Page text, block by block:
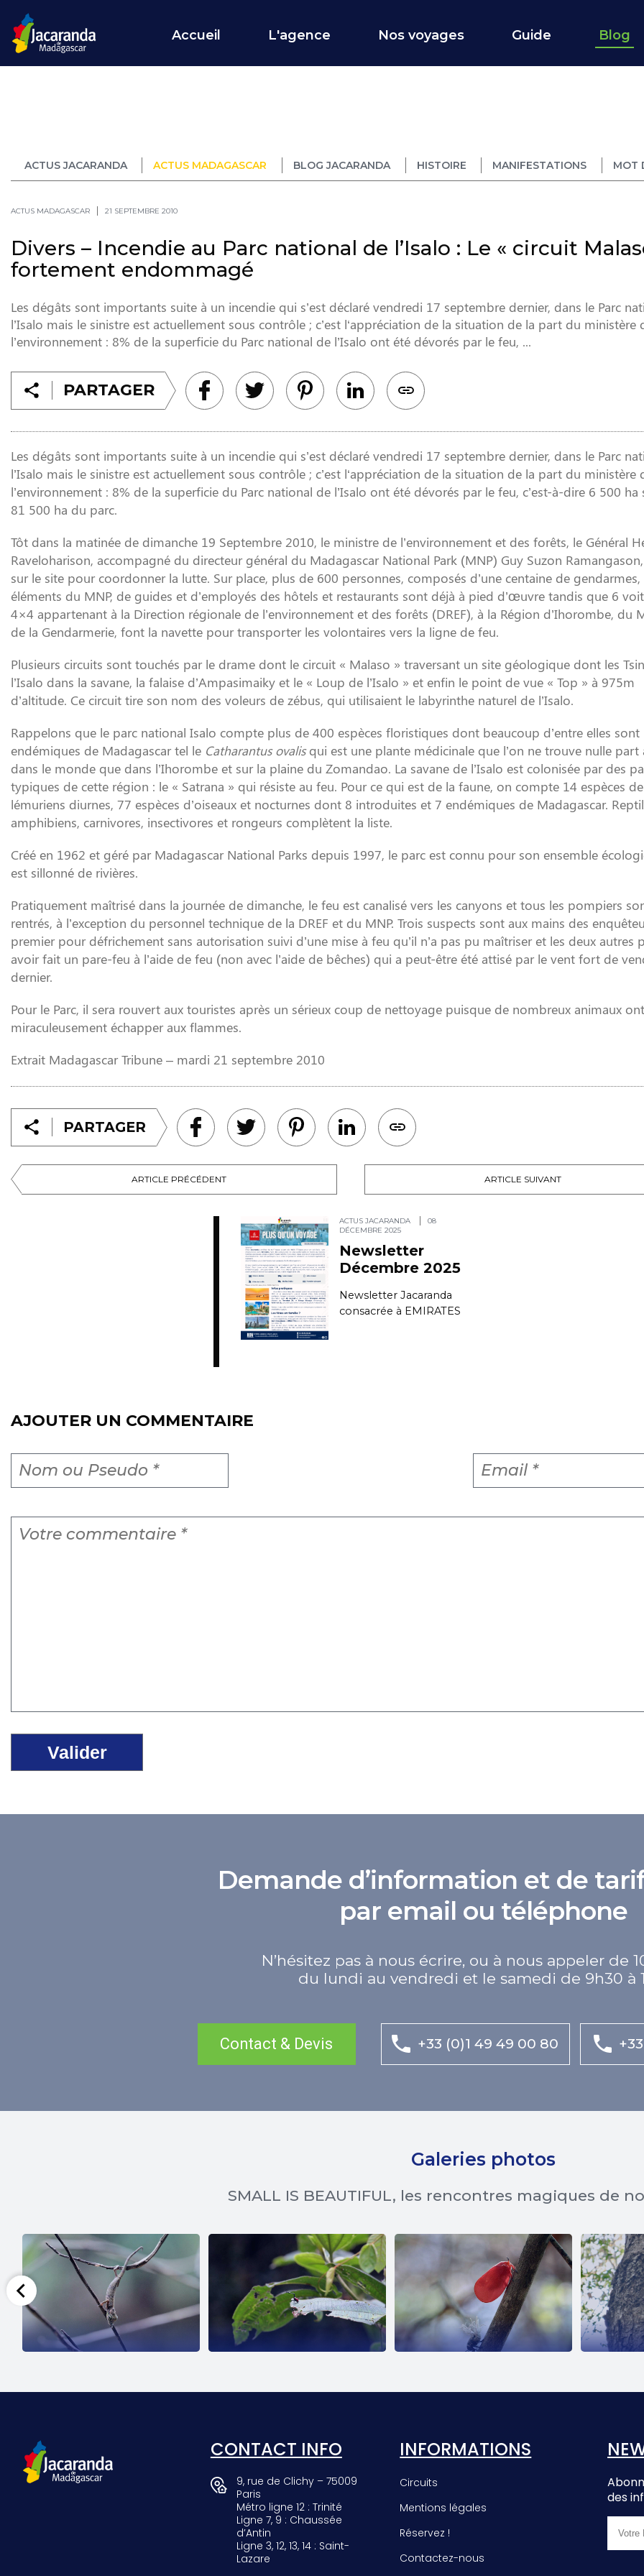
Accueil L'agence Nos voyages Guide Blog
ACTUS JACARANDA ACTUS MADAGASCAR BLOG JACARANDA HISTOIRE MANIFESTATIONS MOT
ACTUS MADAGASCAR 21 SEPTEMBRE 2010
Divers – Incendie au Parc national de l’Isalo : Le « circuit
fortement endommagé
Les dégâts sont importants suite à un incendie qui s’est déclaré vendredi 17 septembre dernier, dans le Parc
l’Isalo mais le sinistre est actuellement sous contrôle ; c’est l‘appréciation de la situation de la part du ministère
l’environnement : 8% de la superficie du Parc national de l’Isalo ont été dévorés par le feu, ...
PARTAGER
ARTICLE PRÉCÉDENT ARTICLE SUIVANT
ACTUS JACARANDA
08
DÉCEMBRE 2025
Newsletter
Décembre 2025
Newsletter Jacaranda
consacrée à EMIRATES
Les dégâts sont importants suite à un incendie qui s’est déclaré vendredi 17 septembre dernier, dans le Parc
l’Isalo mais le sinistre est actuellement sous contrôle ; c’est l‘appréciation de la situation de la part du ministère
l’environnement : 8% de la superficie du Parc national de l’Isalo ont été dévorés par le feu, c’est-à-dire 6 500 ha
81 500 ha du parc.
Tôt dans la matinée de dimanche 19 Septembre 2010, le ministre de l’environnement et des forêts, le Général
Raveloharison, accompagné du directeur général du Madagascar National Park (MNP) Guy Suzon
sur le site pour coordonner la lutte. Sur place, plus de 600 personnes, composés d’une centaine de gendarmes,
éléments du MNP, de guides et d’employés des hôtels et restaurants sont déjà à pied d’œuvre tandis que 6
4×4 appartenant à la Direction régionale de l’environnement et des forêts (DREF), à la Région d’Ihorombe, du
de la Gendarmerie, font la navette pour transporter les volontaires vers la ligne de feu.
Plusieurs circuits sont touchés par le drame dont le circuit « Malaso » traversant un site géologique dont les
l’Isalo dans la savane, la falaise d’Ampasimaiky et le « Loup de l’Isalo » et enfin le point de vue « Top » à 975m
d’altitude. Ce circuit tire son nom des voleurs de zébus, qui utilisaient le labyrinthe naturel de l’Isalo.
Rappelons que le parc national Isalo compte plus de 400 espèces floristiques dont beaucoup d’entre elles sont
endémiques de Madagascar tel le Catharantus ovalisqui est une plante médicinale que l’on ne trouve nulle part
dans le monde que dans l’Ihorombe et sur la plaine du Zomandao. La savane de l’Isalo est colonisée par des
typiques de cette région : le « Satrana » qui résiste au feu. Pour ce qui est de la faune, on compte 14 espèces de
lémuriens diurnes, 77 espèces d’oiseaux et nocturnes dont 8 introduites et 7 endémiques de Madagascar.
amphibiens, carnivores, insectivores et rongeurs complètent la liste.
Créé en 1962 et géré par Madagascar National Parks depuis 1997, le parc est connu pour son ensemble
est sillonné de rivières.
Pratiquement maîtrisé dans la journée de dimanche, le feu est canalisé vers les canyons et tous les pompiers
rentrés, à l’exception du personnel technique de la DREF et du MNP. Trois suspects sont aux mains des
premier pour défrichement sans autorisation suivi d’une mise à feu qu’il n’a pas pu maîtriser et les deux autres
avoir fait un pare-feu à l’aide de feu (non avec l’aide de bêches) qui a peut-être été attisé par le vent fort de
dernier.
Pour le Parc, il sera rouvert aux touristes après un sérieux coup de nettoyage puisque de nombreux animaux
miraculeusement échapper aux flammes.
Extrait Madagascar Tribune – mardi 21 septembre 2010
PARTAGER
AJOUTER UN COMMENTAIRE
Demande d’information et de
par email ou téléphone
N’hésitez pas à nous écrire, ou à nous appeler de
du lundi au vendredi et le samedi de 9h30 à
Contact & Devis +33 (0)1 49 49 00 80
Galeries photos
SMALL IS BEAUTIFUL, les rencontres magiques de
CONTACT INFO
9, rue de Clichy – 75009
Paris
Métro ligne 12 : Trinité
Ligne 7, 9 : Chaussée
d’Antin
Ligne 3, 12, 13, 14 : Saint-
Lazare
INFORMATIONS
Circuits
Mentions légales
Réservez !
Contactez-nous
des